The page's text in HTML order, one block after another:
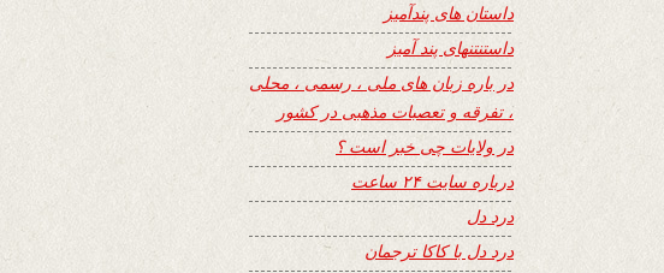
داستان های پندآمیز
داستنتنهای پند آمیز
در باره زبان های ملی ، رسمی ، محلی
، تفرقه و تعصبات مذهبی در کشور
در ولایات چی خبر است ؟
درباره سایت ۲۴ ساعت
درد دل
درد دل با کاکا ترجمان